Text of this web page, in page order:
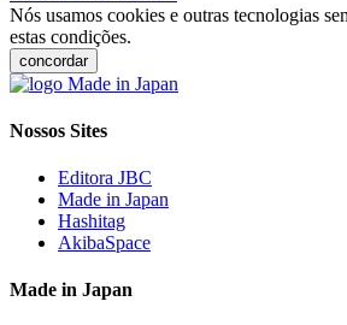
Nós usamos cookies e outras tecnologias
estas condições.
concordar
Nossos Sites
Editora JBC
Made in Japan
Hashitag
AkibaSpace
Made in Japan